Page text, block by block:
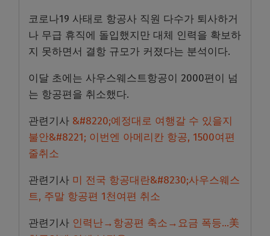
코로나19 사태로 항공사 직원 다수가 퇴사하거
나 무급 휴직에 돌입했지만 대체 인력을 확보하
지 못하면서 결항 규모가 커졌다는 분석이다.
이달 초에는 사우스웨스트항공이 2000편이 넘
는 항공편을 취소했다.
관련기사 &#8220;예정대로 여행갈 수 있을지
불안&#8221; 이번엔 아메리칸 항공, 1500여편
줄취소
관련기사 미 전국 항공대란&#8230;사우스웨스
트, 주말 항공편 1천여편 취소
관련기사 인력난→항공편 축소→요금 폭등…美